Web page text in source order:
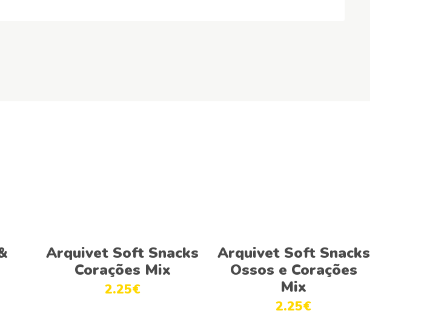
Adicionar
Arquivet Soft Snacks
Corações Mix
2.25€
Adicionar
Arquivet Soft Snacks
Ossos e Corações
Mix
2.25€